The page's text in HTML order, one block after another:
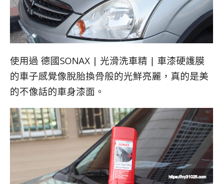
使用過 德國SONAX | 光滑洗車精 | 車漆硬護膜
的車子感覺像脫胎換骨般的光鮮亮麗，真的是美
的不像話的車身漆面。